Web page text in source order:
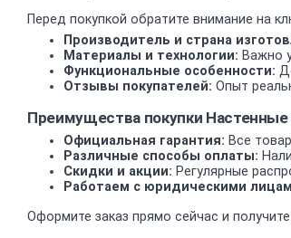
Перед покупкой обратите внимание на
Производитель и страна
Материалы и технологии: Важно
Функциональные особенности:
Отзывы покупателей: Опыт
Преимущества покупки
Официальная гарантия: Все
Различные способы оплаты:
Скидки и акции: Регулярные
Работаем с юридическими
Оформите заказ прямо сейчас и